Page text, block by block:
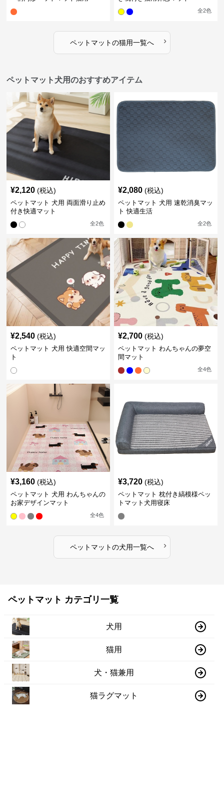
全2色
ペットマットの猫用一覧へ ›
ペットマット犬用のおすすめアイテム
¥2,120 (税込)
ペットマット 犬用 両面滑り止め
付き快適マット
全2色
¥2,080 (税込)
ペットマット 犬用 速乾消臭マッ
ト 快適生活
全2色
¥2,540 (税込)
ペットマット 犬用 快適空間マッ
ト
¥2,700 (税込)
ペットマット わんちゃんの夢空
間マット
全4色
¥3,160 (税込)
ペットマット 犬用 わんちゃんの
お家デザインマット
全4色
¥3,720 (税込)
ペットマット 枕付き縞模様ペッ
トマット犬用寝床
ペットマットの犬用一覧へ ›
ペットマット カテゴリ一覧
犬用
猫用
犬・猫兼用
猫ラグマット